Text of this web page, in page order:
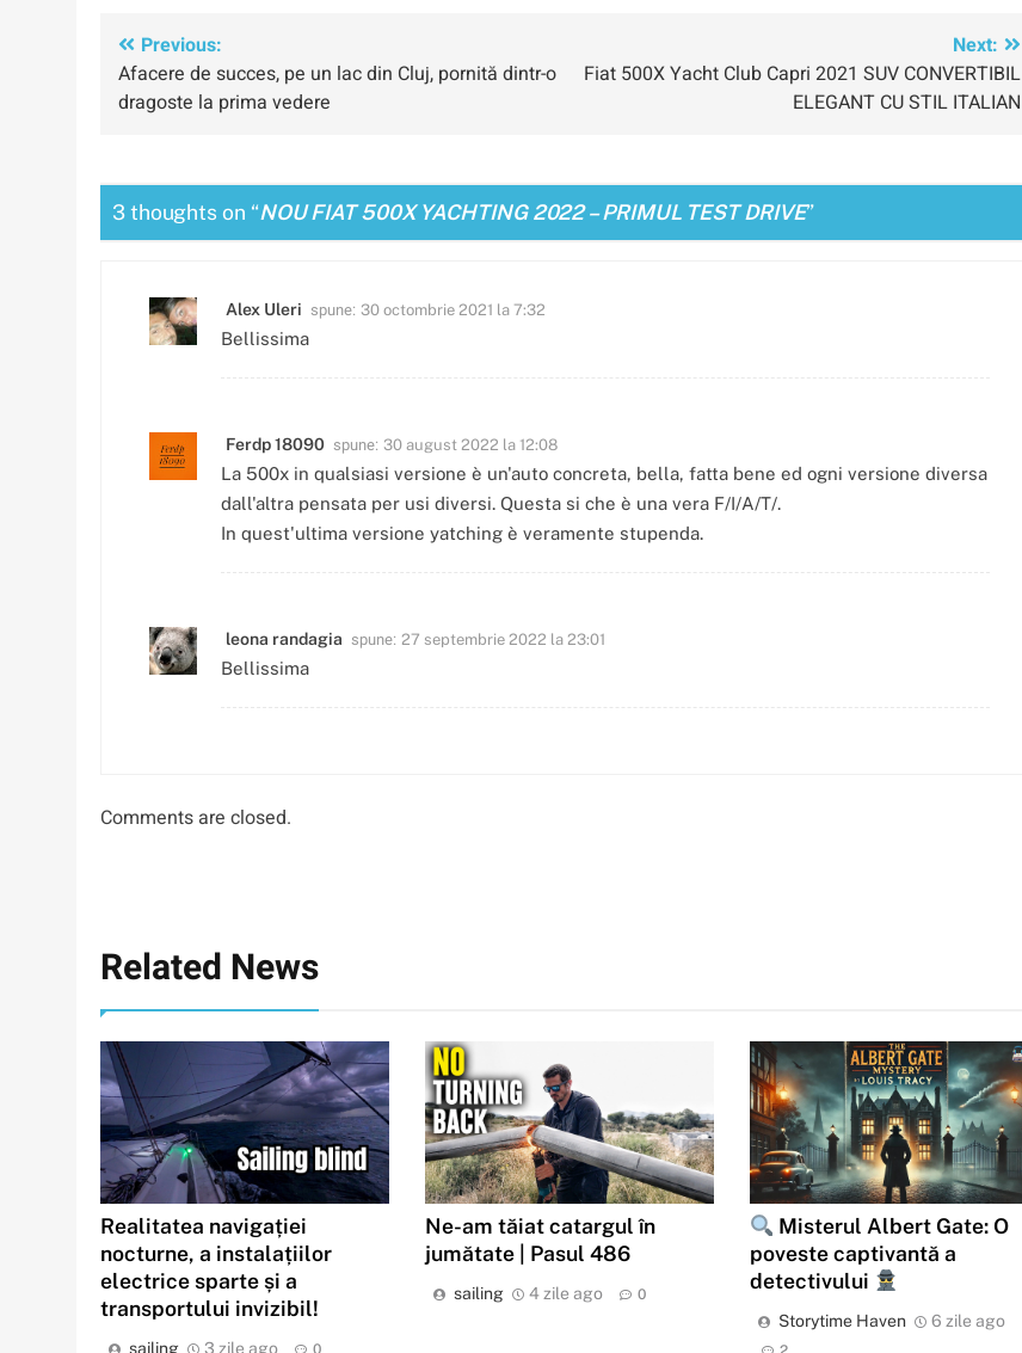
Navigare
în
Previous:
Afacere de succes, pe un lac din Cluj, pornită dintr-o
dragoste la prima vedere
Next:
Fiat 500X Yacht Club Capri 2021 SUV CONVERTIBIL
ELEGANT CU STIL ITALIAN
3 thoughts on “NOU FIAT 500X YACHTING 2022 – PRIMUL TEST DRIVE”
Alex Uleri spune: 30 octombrie 2021 la 7:32
Bellissima
Ferdp 18090 spune: 30 august 2022 la 12:08
La 500x in qualsiasi versione è un'auto concreta, bella, fatta bene ed ogni versione diversa
dall'altra pensata per usi diversi. Questa si che è una vera F/I/A/T/.
In quest'ultima versione yatching è veramente stupenda.
leona randagia spune: 27 septembrie 2022 la 23:01
Bellissima
Comments are closed.
Related News
Realitatea navigației
nocturne, a instalațiilor
electrice sparte și a
transportului invizibil!
sailing 3 zile ago 0
Ne-am tăiat catargul în
jumătate | Pasul 486
sailing 4 zile ago 0
Misterul Albert Gate: O
poveste captivantă a
detectivului
Storytime Haven 6 zile ago